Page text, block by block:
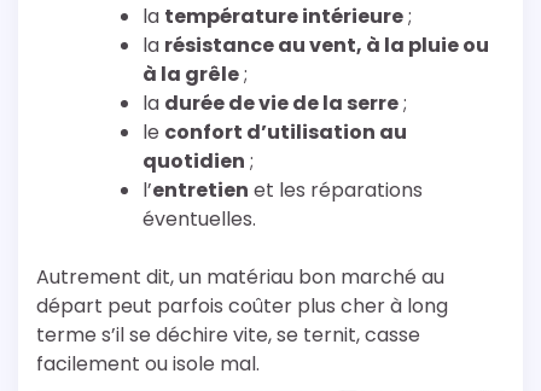
la température intérieure;
la résistance au vent, à la pluie ou
à la grêle;
la durée de vie de la serre;
le confort d’utilisation au
quotidien ;
l’entretien et les réparations
éventuelles.
Autrement dit, un matériau bon marché au
départ peut parfois coûter plus cher à long
terme s’il se déchire vite, se ternit, casse
facilement ou isole mal.